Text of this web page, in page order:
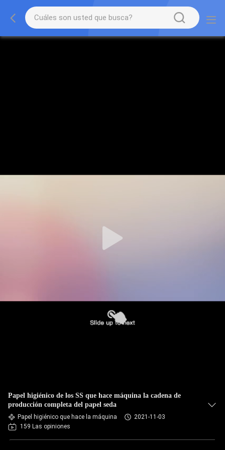
Papel higiénico de los SS que hace máquina la cadena de
producción completa del papel seda
Papel higiénico que hace la máquina
2021-11-03
159 Las opiniones